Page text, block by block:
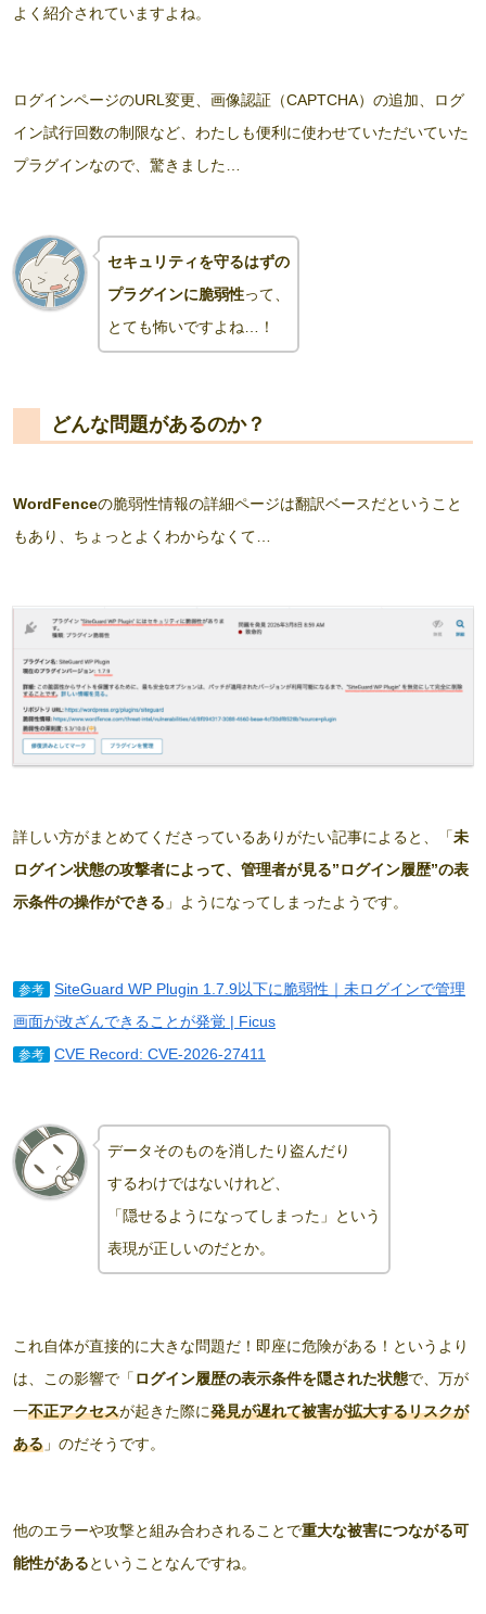
よく紹介されていますよね。
ログインページのURL変更、画像認証（CAPTCHA）の追加、ログ
イン試行回数の制限など、わたしも便利に使わせていただいていた
プラグインなので、驚きました…
セキュリティを守るはずの
プラグインに脆弱性って、
とても怖いですよね…！
どんな問題があるのか？
WordFenceの脆弱性情報の詳細ページは翻訳ベースだということ
もあり、ちょっとよくわからなくて…
詳しい方がまとめてくださっているありがたい記事によると、「未
ログイン状態の攻撃者によって、管理者が見る”ログイン履歴”の表
示条件の操作ができる 」ようになってしまったようです。
参考
SiteGuard WP Plugin 1.7.9以下に脆弱性｜未ログインで管理
画面が改ざんできることが発覚 | Ficus
参考 CVE Record: CVE-2026-27411
データそのものを消したり盗んだり
するわけではないけれど、
「隠せるようになってしまった」という
表現が正しいのだとか。
これ自体が直接的に大きな問題だ！即座に危険がある！というより
は、この影響で「 ログイン履歴の表示条件を隠された状態で、万が
一不正アクセスが起きた際に発見が遅れて被害が拡大するリスクが
ある 」のだそうです。
他のエラーや攻撃と組み合わされることで重大な被害につながる可
能性があるということなんですね。